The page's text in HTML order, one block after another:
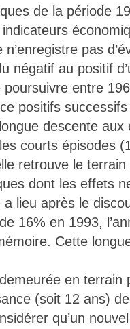
de la période
pas
négatif au positif
entre
positifs
descente aux
courts épisodes
retrouve le
dont les effets
lieu après le
16% en 1993,
Cette
en
(soit 12 ans)
qu’un